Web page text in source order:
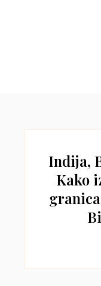
Indija,
Kako
granica